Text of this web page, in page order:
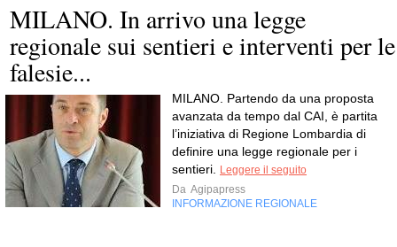
MILANO. In arrivo una legge
regionale sui sentieri e interventi per le
falesie...
MILANO. Partendo da una proposta
avanzata da tempo dal CAI, è partita
l’iniziativa di Regione Lombardia di
definire una legge regionale per i
sentieri.
Leggere il seguito
Da Agipapress
INFORMAZIONE REGIONALE